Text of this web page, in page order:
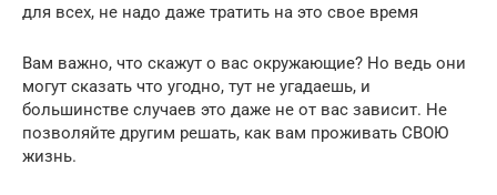
для всех, не надо даже тратить на это свое время
Вам важно, что скажут о вас окружающие? Но ведь они
могут сказать что угодно, тут не угадаешь, и
большинстве случаев это даже не от вас зависит. Не
позволяйте другим решать, как вам проживать СВОЮ
жизнь.